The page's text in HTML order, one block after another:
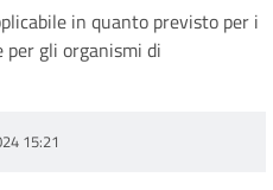
in quanto previsto per i
gli organismi di
15:21